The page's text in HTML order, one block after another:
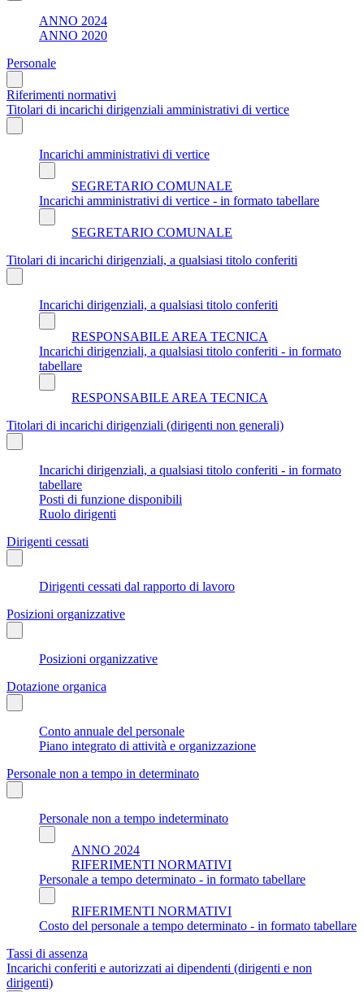
ANNO 2024
ANNO 2020
Personale
Riferimenti normativi
Titolari di incarichi dirigenziali amministrativi di vertice
Incarichi amministrativi di vertice
SEGRETARIO COMUNALE
Incarichi amministrativi di vertice - in formato tabellare
SEGRETARIO COMUNALE
Titolari di incarichi dirigenziali, a qualsiasi titolo conferiti
Incarichi dirigenziali, a qualsiasi titolo conferiti
RESPONSABILE AREA TECNICA
Incarichi dirigenziali, a qualsiasi titolo conferiti - in formato
tabellare
RESPONSABILE AREA TECNICA
Titolari di incarichi dirigenziali (dirigenti non generali)
Incarichi dirigenziali, a qualsiasi titolo conferiti - in formato
tabellare
Posti di funzione disponibili
Ruolo dirigenti
Dirigenti cessati
Dirigenti cessati dal rapporto di lavoro
Posizioni organizzative
Posizioni organizzative
Dotazione organica
Conto annuale del personale
Piano integrato di attività e organizzazione
Personale non a tempo in determinato
Personale non a tempo indeterminato
ANNO 2024
RIFERIMENTI NORMATIVI
Personale a tempo determinato - in formato tabellare
RIFERIMENTI NORMATIVI
Costo del personale a tempo determinato - in formato tabellare
Tassi di assenza
Incarichi conferiti e autorizzati ai dipendenti (dirigenti e non
dirigenti)